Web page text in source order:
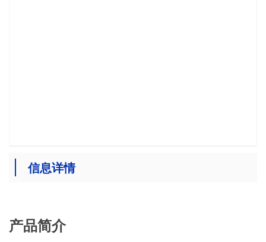
信息详情
产品简介